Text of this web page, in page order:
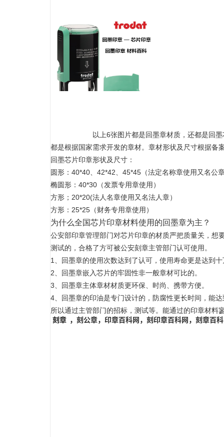
以上6张图片都是回墨章材质，还都是回墨
都是根据国家需求开发的章材。章材形状及尺寸根据备
回墨芯片印章形状及尺寸：
圆形：40*40、42*42、45*45（法定名称章使用又名公
椭圆形：40*30（发票专用章使用）
方形；20*20(法人名章使用又名法人章）
方形：25*25（财务专用章使用）
为什么全国芯片印章材料使用的回墨章为主？
公安部印章管理部门对芯片印章的材质严把质量关，想
测试的，合格了方可被公安刻章主管部门认可使用。
1、回墨章的使用次数达到了认可，使用寿命更是达到
2、回墨章嵌入芯片的牢固性非一般章材可比的。
3、回墨章主体章材材质更环保、时尚、携带方便。
4、回墨章的印油是专门设计的，防腐性更长时间，能
所以通过主管部门的招标，测试等。能通过的印章材料
刻章 ， 刻公章， 印章百科网， 刻印章百科网， 刻章百科